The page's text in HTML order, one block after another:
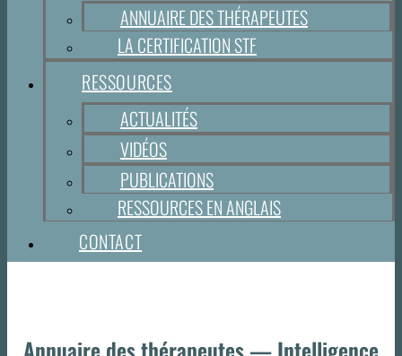
ANNUAIRE DES THÉRAPEUTES
LA CERTIFICATION STF
RESSOURCES
ACTUALITÉS
VIDÉOS
PUBLICATIONS
RESSOURCES EN ANGLAIS
CONTACT